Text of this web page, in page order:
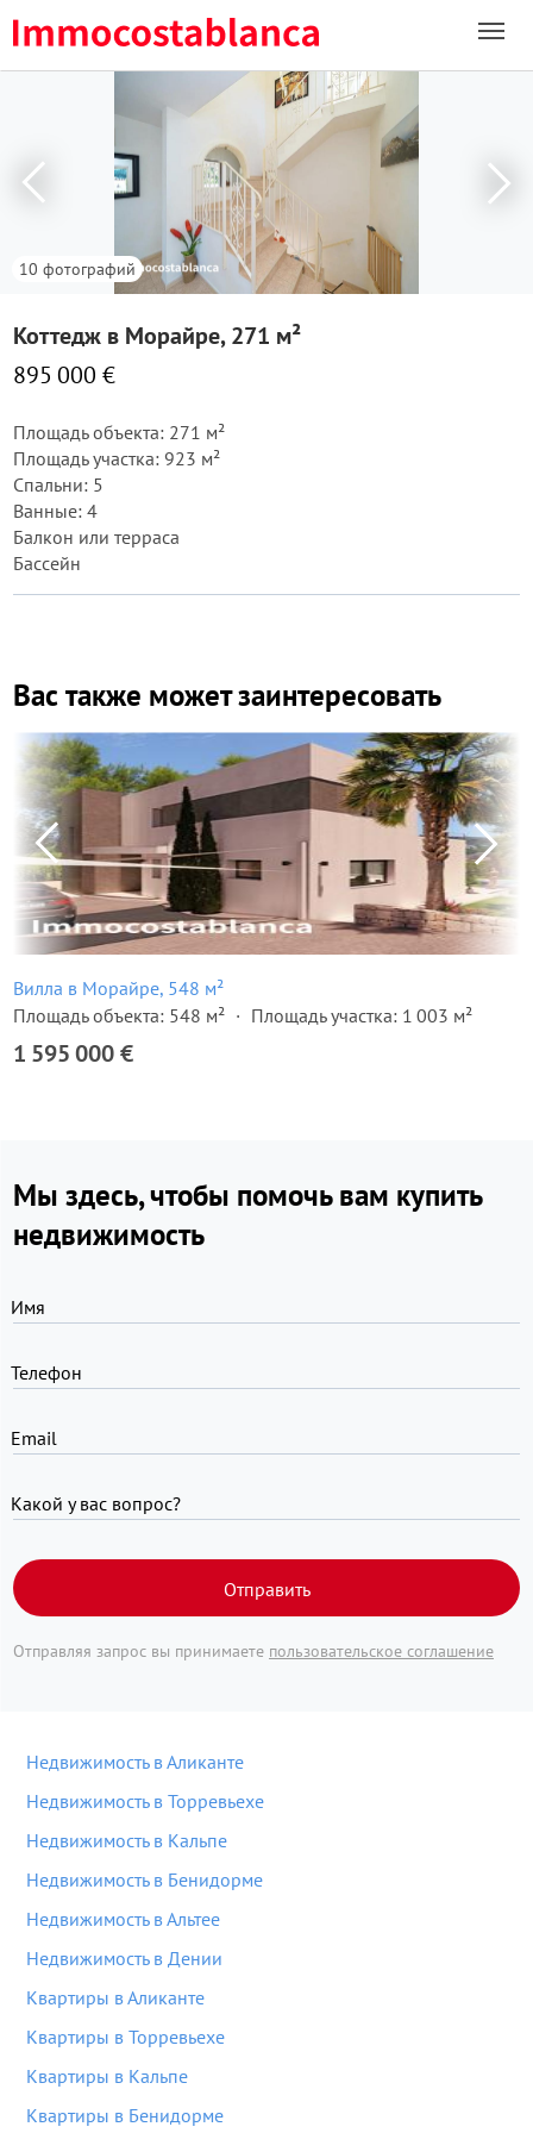
10 фотографий
Коттедж в Морайре, 271 м²
895 000 €
Площадь объекта: 271 м²
Площадь участка: 923 м²
Спальни: 5
Ванные: 4
Балкон или терраса
Бассейн
Вас также может заинтересовать
Вилла в Морайре, 548 м²
Площадь объекта: 548 м²
Площадь участка: 1 003 м²
1 595 000 €
Мы здесь, чтобы помочь вам купить
недвижимость
Имя
Телефон
Email
Какой у вас вопрос?
Отправить
Отправляя запрос вы принимаете пользовательское соглашение
Недвижимость в Аликанте
Недвижимость в Торревьехе
Недвижимость в Кальпе
Недвижимость в Бенидорме
Недвижимость в Альтее
Недвижимость в Дении
Квартиры в Аликанте
Квартиры в Торревьехе
Квартиры в Кальпе
Квартиры в Бенидорме